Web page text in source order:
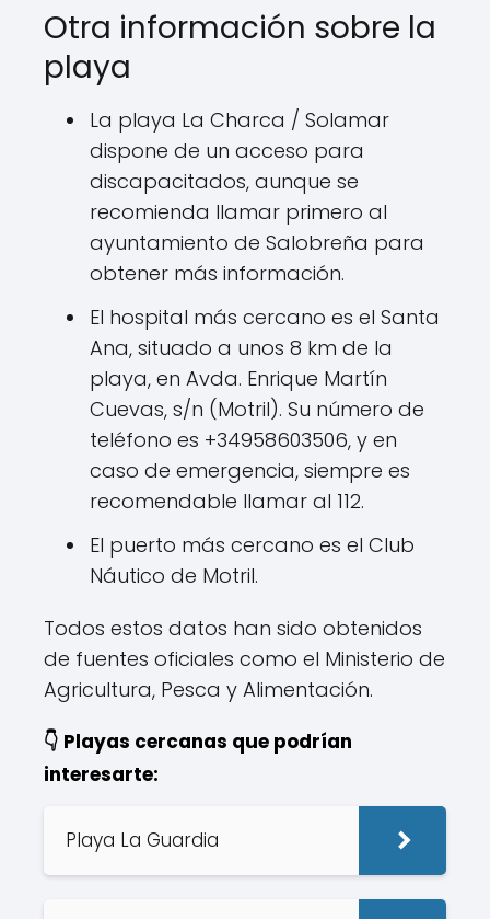
Otra información sobre la
playa
La playa La Charca / Solamar
dispone de un acceso para
discapacitados, aunque se
recomienda llamar primero al
ayuntamiento de Salobreña para
obtener más información.
El hospital más cercano es el Santa
Ana, situado a unos 8 km de la
playa, en Avda. Enrique Martín
Cuevas, s/n (Motril). Su número de
teléfono es +34958603506, y en
caso de emergencia, siempre es
recomendable llamar al 112.
El puerto más cercano es el Club
Náutico de Motril.
Todos estos datos han sido obtenidos
de fuentes oficiales como el Ministerio de
Agricultura, Pesca y Alimentación.
👇 Playas cercanas que podrían
interesarte:
Playa La Guardia